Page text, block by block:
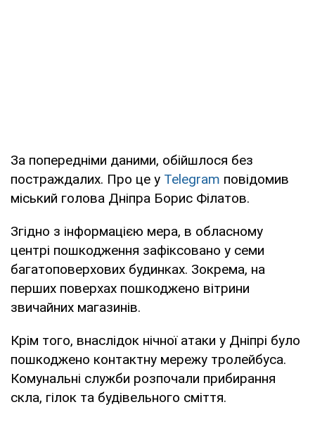
За попередніми даними, обійшлося без
постраждалих. Про це у Telegram повідомив
міський голова Дніпра Борис Філатов.
Згідно з інформацією мера, в обласному
центрі пошкодження зафіксовано у семи
багатоповерхових будинках. Зокрема, на
перших поверхах пошкоджено вітрини
звичайних магазинів.
Крім того, внаслідок нічної атаки у Дніпрі було
пошкоджено контактну мережу тролейбуса.
Комунальні служби розпочали прибирання
скла, гілок та будівельного сміття.